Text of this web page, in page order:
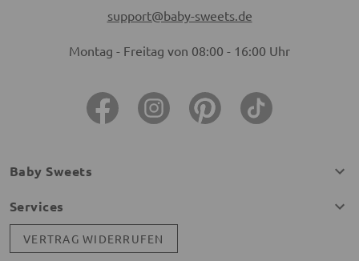
support@baby-sweets.de
Montag - Freitag von 08:00 - 16:00 Uhr
Baby Sweets
Services
VERTRAG WIDERRUFEN